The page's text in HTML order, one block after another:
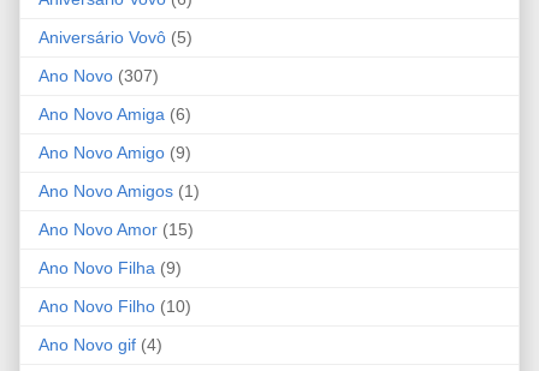
Aniversário Vovô (5)
Ano Novo (307)
Ano Novo Amiga (6)
Ano Novo Amigo (9)
Ano Novo Amigos (1)
Ano Novo Amor (15)
Ano Novo Filha (9)
Ano Novo Filho (10)
Ano Novo gif (4)